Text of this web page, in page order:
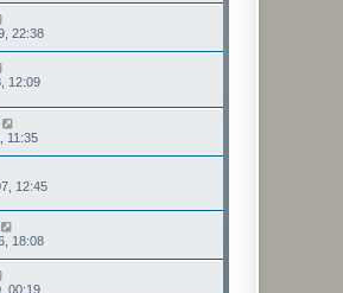
22:38
12:09
11:35
12:45
18:08
00:19